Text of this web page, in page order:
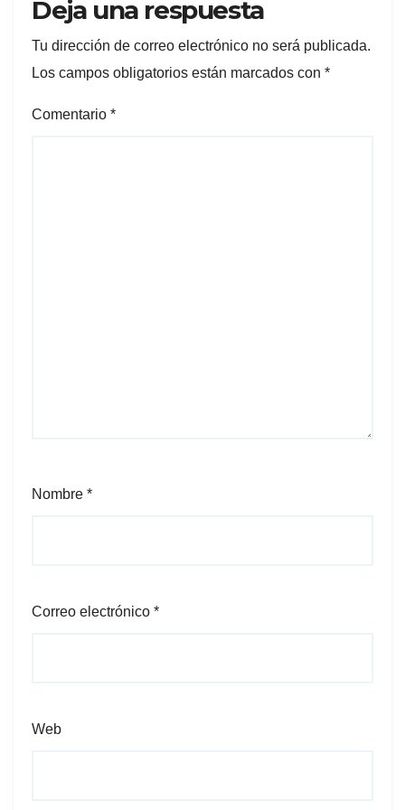
Deja una respuesta
Tu dirección de correo electrónico no será publicada.
Los campos obligatorios están marcados con *
Comentario *
Nombre *
Correo electrónico *
Web